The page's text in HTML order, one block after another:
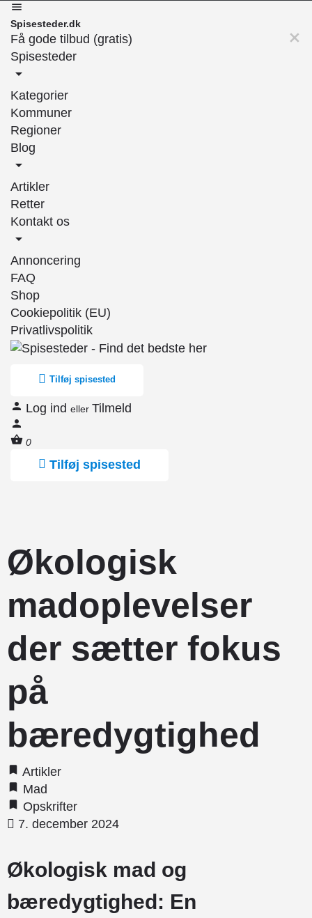
Spisesteder.dk
Få gode tilbud (gratis)
Spisesteder
Kategorier
Kommuner
Regioner
Blog
Artikler
Retter
Kontakt os
Annoncering
FAQ
Shop
Cookiepolitik (EU)
Privatlivspolitik
Tilføj spisested
Log ind eller Tilmeld
0
Tilføj spisested
Økologisk
madoplevelser
der sætter fokus
på
bæredygtighed
Artikler
Mad
Opskrifter
7. december 2024
Økologisk mad og
bæredygtighed: En